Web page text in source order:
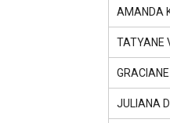
AMANDA
TATYANE
JULIANA